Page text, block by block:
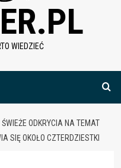
WIEDZIEĆ
ŚWIEŻE ODKRYCIA NA TEMAT
SIĘ OKOŁO CZTERDZIESTKI